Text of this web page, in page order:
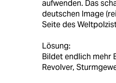
aufwenden. Das
deutschen Image
Seite des
Lösung:
Bildet endlich mehr
Revolver,